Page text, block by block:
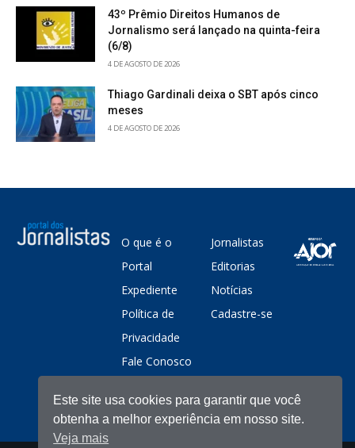
43º Prêmio Direitos Humanos de
Jornalismo será lançado na quinta-feira
(6/8)
4 DE AGOSTO DE 2026
Thiago Gardinali deixa o SBT após cinco
meses
4 DE AGOSTO DE 2026
O que é o
Portal
Expediente
Política de
Privacidade
Fale Conosco
Jornalistas
Editorias
Notícias
Cadastre-se
Este site usa cookies para garantir que você
obtenha a melhor experiência em nosso site.
Veja mais